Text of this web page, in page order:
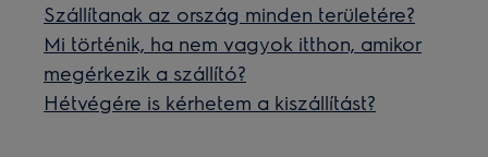
Szállítanak az ország minden területére?
Mi történik, ha nem vagyok itthon, amikor
megérkezik a szállító?
Hétvégére is kérhetem a kiszállítást?